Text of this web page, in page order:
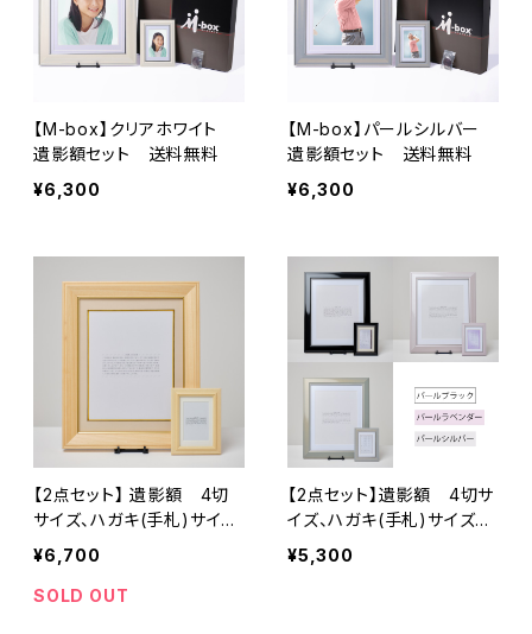
【M-box】クリアホワイト
遺影額セット 送料無料
¥6,300
【M-box】パールシルバー
遺影額セット 送料無料
¥6,300
【2点セット】 遺影額 4切
サイズ、ハガキ(手札)サイズ
のセット 送料無料
¥6,700
SOLD OUT
【2点セット】遺影額 4切サ
イズ、ハガキ(手札)サイズの
セット ✳︎カラー4種類✳︎
送料無料
¥5,300